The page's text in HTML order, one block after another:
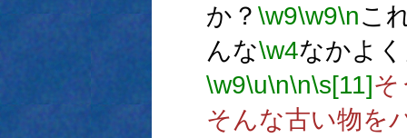
か？ \w9\w9\nこ
んな\w4なかよ
\w9\u\n\n\s[11]そ
そんな古い物を